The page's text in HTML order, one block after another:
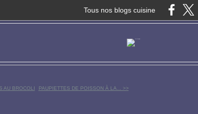
Tous nos blogs cuisine
AU BROCOLI PAUPIETTES DE POISSON À LA... >>